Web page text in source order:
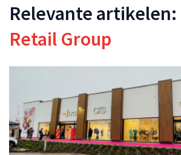
Relevante artikelen:
Retail Group